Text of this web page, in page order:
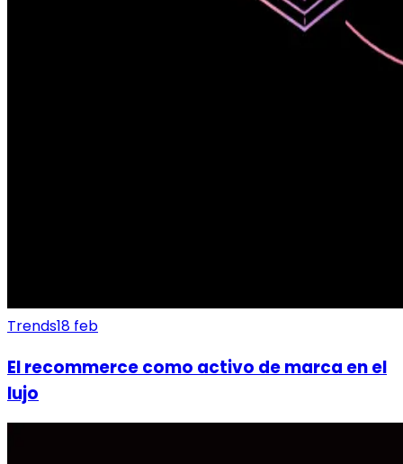
Trends18 feb
El recommerce como activo de marca en el
lujo